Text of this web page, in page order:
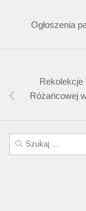
Ogłoszenia
Rekolekcje
Różańcowej
Szukaj: